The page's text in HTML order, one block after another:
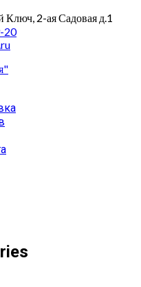
Ключ, 2-ая Садовая д.1
20